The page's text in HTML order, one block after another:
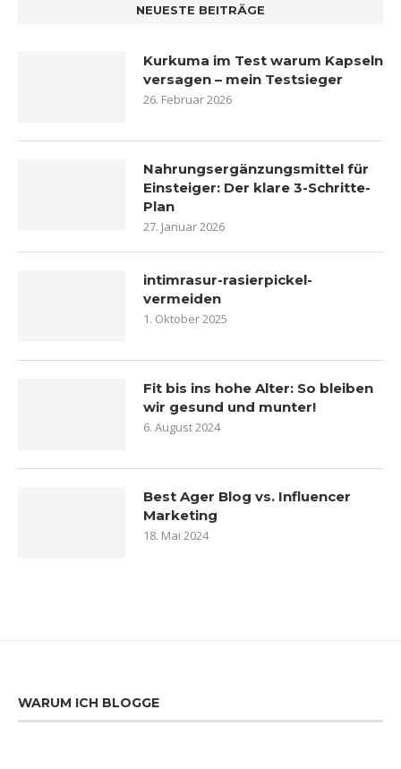
NEUESTE BEITRÄGE
Kurkuma im Test warum Kapseln
versagen – mein Testsieger
26. Februar 2026
Nahrungsergänzungsmittel für
Einsteiger: Der klare 3-Schritte-
Plan
27. Januar 2026
intimrasur-rasierpickel-
vermeiden
1. Oktober 2025
Fit bis ins hohe Alter: So bleiben
wir gesund und munter!
6. August 2024
Best Ager Blog vs. Influencer
Marketing
18. Mai 2024
WARUM ICH BLOGGE